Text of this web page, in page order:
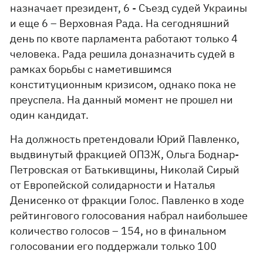
назначает президент, 6 - Съезд судей Украины
и еще 6 – Верховная Рада. На сегодняшний
день по квоте парламента работают только 4
человека. Рада решила доназначить судей в
рамках борьбы с наметившимся
конституционным кризисом, однако пока не
преуспела. На данный момент не прошел ни
один кандидат.
На должность претендовали Юрий Павленко,
выдвинутый фракцией ОПЗЖ, Ольга Боднар-
Петровская от Батькивщины, Николай Сирый
от Европейской солидарности и Наталья
Денисенко от фракции Голос. Павленко в ходе
рейтингового голосования набрал наибольшее
количество голосов – 154, но в финальном
голосовании его поддержали только 100